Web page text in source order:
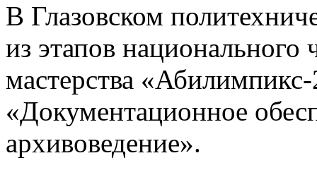
В Глазовском
из этапов
мастерства
«Документационное
архивоведение».